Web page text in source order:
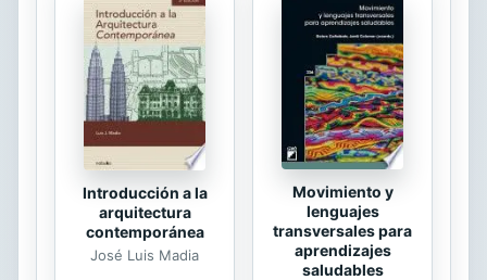
Introducción a la
arquitectura
contemporánea
José Luis Madia
Movimiento y
lenguajes
transversales para
aprendizajes
saludables